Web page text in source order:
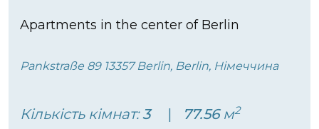
Apartments in the center of Berlin
Pankstraße 89 13357 Berlin, Berlin, Німеччина
Кількість кімнат:3 77.56м2